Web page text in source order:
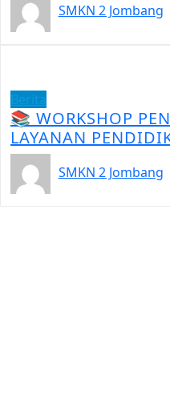
SMKN 2 Jombang
📚 WORKSHOP
LAYANAN
SMKN 2 Jombang